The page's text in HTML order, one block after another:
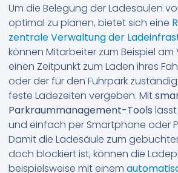
Um die Belegung der Ladesäulen
optimal zu planen, bietet sich eine
zentrale Verwaltung der
können Mitarbeiter zum Beispiel
einen Zeitpunkt zum Laden ihres
oder der für den Fuhrpark
feste Ladezeiten vergeben. Mit
Parkraummanagement-Tools
und einfach per Smartphone oder
Damit die Ladesäule zum
doch blockiert ist, können die
beispielsweise mit einem